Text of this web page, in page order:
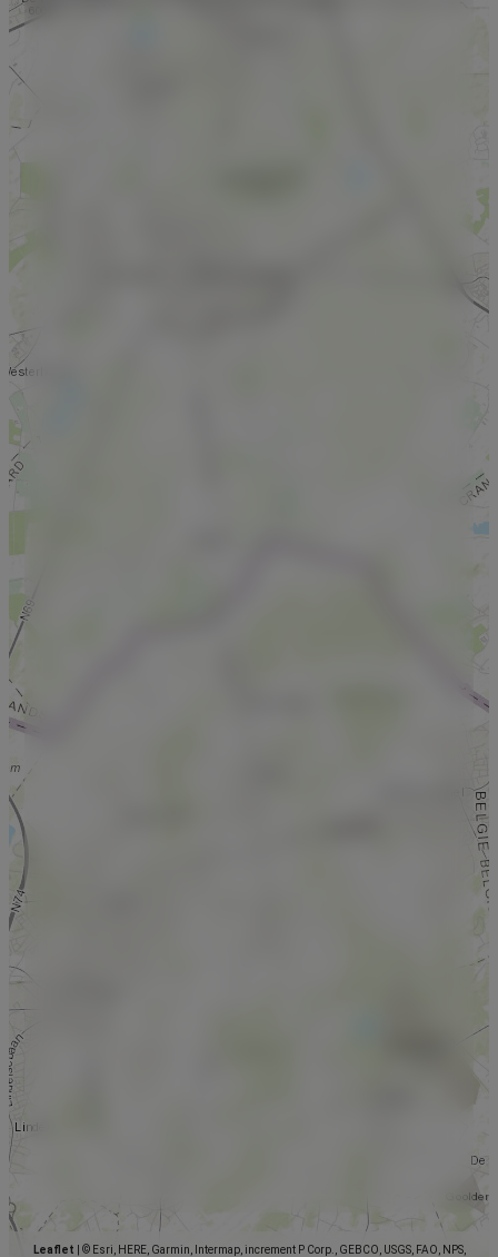
Leaflet
© Esri, HERE, Garmin, Intermap, increment P Corp., GEBCO, USGS, FAO, NPS,